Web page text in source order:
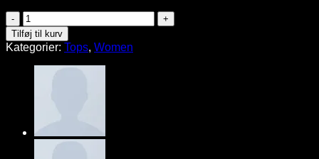
Varanise
CN
Tee
Hilfiger
Denim
Tilføj til kurv
Kategorier: Tops, Women